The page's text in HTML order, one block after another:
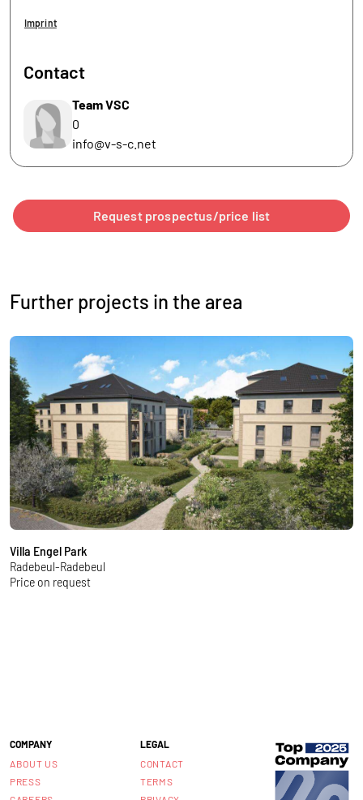
Imprint
Contact
Team VSC
0
info@v-s-c.net
Request prospectus/price list
Further projects in the area
Villa Engel Park
Radebeul-Radebeul
Price on request
COMPANY
ABOUT US
PRESS
LEGAL
CONTACT
TERMS